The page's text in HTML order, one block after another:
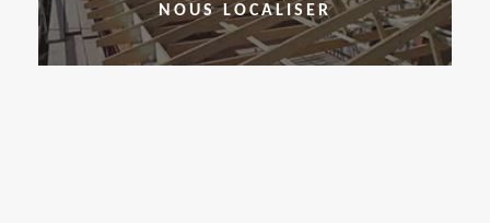
NOUS LOCALISER